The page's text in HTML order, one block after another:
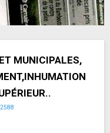
MUNICIPALES,
2588